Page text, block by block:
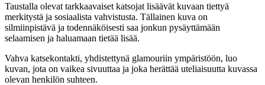
Taustalla olevat tarkkaavaiset katsojat lisäävät kuvaan tiettyä
merkitystä ja sosiaalista vahvistusta. Tällainen kuva on
silmiinpistävä ja todennäköisesti saa jonkun pysäyttämään
selaamisen ja haluamaan tietää lisää.
Vahva katsekontakti, yhdistettynä glamouriin ympäristöön, luo
kuvan, jota on vaikea sivuuttaa ja joka herättää uteliaisuutta kuvassa
olevan henkilön suhteen.